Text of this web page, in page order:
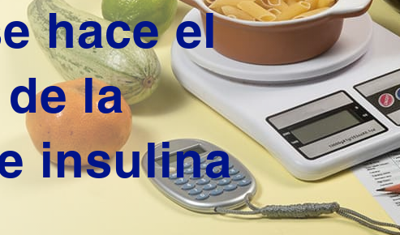
hace el
la
insulina